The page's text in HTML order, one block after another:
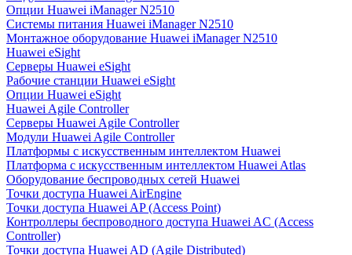
Опции Huawei iManager N2510
Системы питания Huawei iManager N2510
Монтажное оборудование Huawei iManager N2510
Huawei eSight
Серверы Huawei eSight
Рабочие станции Huawei eSight
Опции Huawei eSight
Huawei Agile Controller
Серверы Huawei Agile Controller
Модули Huawei Agile Controller
Платформы с искусственным интеллектом Huawei
Платформа с искусственным интеллектом Huawei Atlas
Оборудование беспроводных сетей Huawei
Точки доступа Huawei AirEngine
Точки доступа Huawei AP (Access Point)
Контроллеры беспроводного доступа Huawei AC (Access
Controller)
Точки доступа Huawei AD (Agile Distributed)